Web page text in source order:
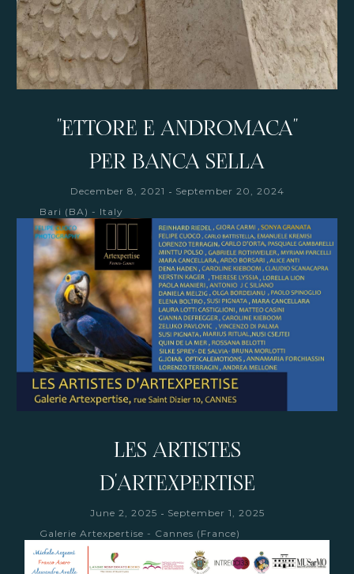
"ETTORE E ANDROMACA"
PER BANCA SELLA
December 8, 2021 - September 20, 2024
Bari (BA) - Italy
LES ARTISTES
D'ARTEXPERTISE
June 2, 2025 - September 1, 2025
Galerie Artexpertise - Cannes (France)